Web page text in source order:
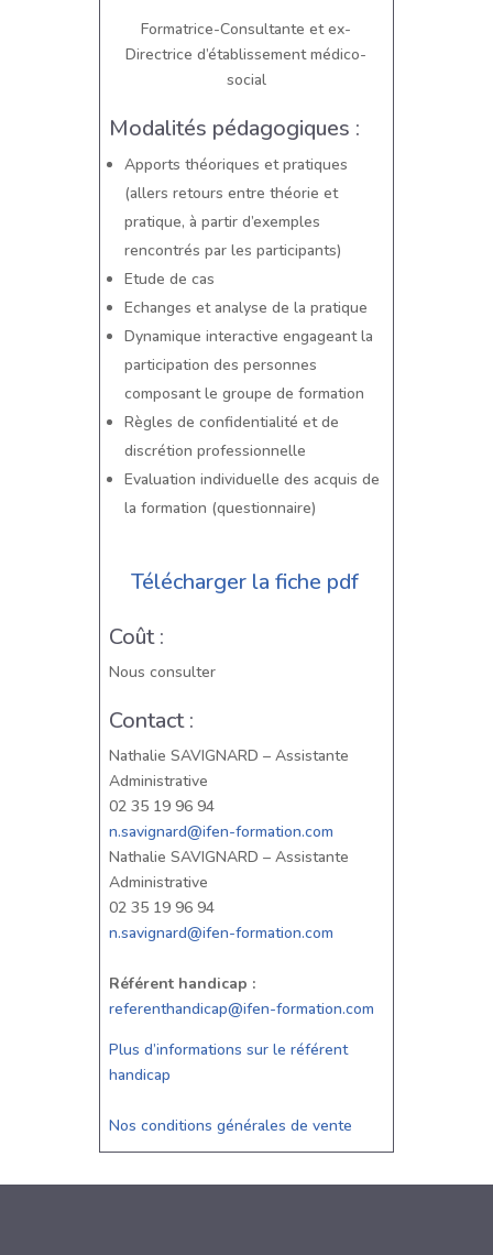
Formatrice-Consultante et ex-
Directrice d’établissement médico-
social
Modalités pédagogiques :
Apports théoriques et pratiques
(allers retours entre théorie et
pratique, à partir d’exemples
rencontrés par les participants)
Etude de cas
Echanges et analyse de la pratique
Dynamique interactive engageant la
participation des personnes
composant le groupe de formation
Règles de confidentialité et de
discrétion professionnelle
Evaluation individuelle des acquis de
la formation (questionnaire)
Télécharger la fiche pdf
Coût :
Nous consulter
Contact :
Nathalie SAVIGNARD – Assistante
Administrative
02 35 19 96 94
n.savignard@ifen-formation.com
Nathalie SAVIGNARD – Assistante
Administrative
02 35 19 96 94
n.savignard@ifen-formation.com
Référent handicap :
referenthandicap@ifen-formation.com
Plus d’informations sur le référent
handicap
Nos conditions générales de vente